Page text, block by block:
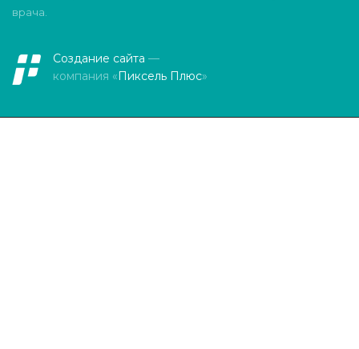
врача.
Создание сайта —
компания «Пиксель Плюс»